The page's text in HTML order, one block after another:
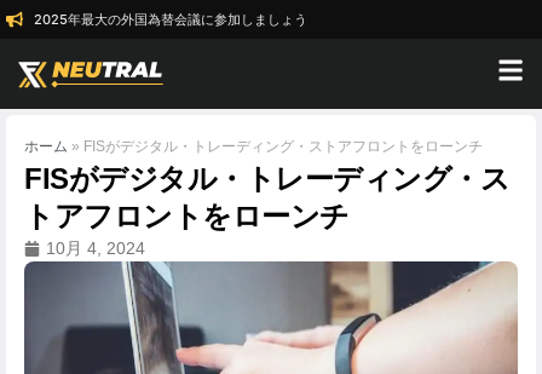
2025年最大の外国為替会議に参加しましょう
ホーム » FISがデジタル・トレーディング・ストアフロントをローンチ
FISがデジタル・トレーディング・ス
トアフロントをローンチ
10月 4, 2024